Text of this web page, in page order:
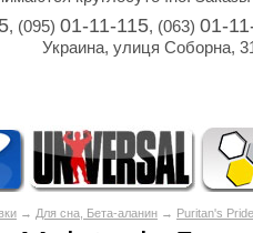
, (095) 01-11-115, (063) 01-
Украина, улиця Соборна,
→ Для сна, Бета-аланин → Puritan's Pride